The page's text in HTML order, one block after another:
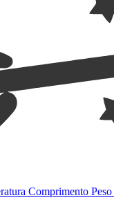
Comprimento Peso